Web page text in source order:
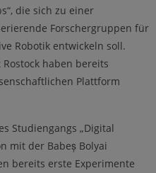
die sich zu einer
Forschergruppen für
Robotik entwickeln soll.
haben bereits
Plattform
Studiengangs „Digital
mit der Babeș Bolyai
bereits erste Experimente